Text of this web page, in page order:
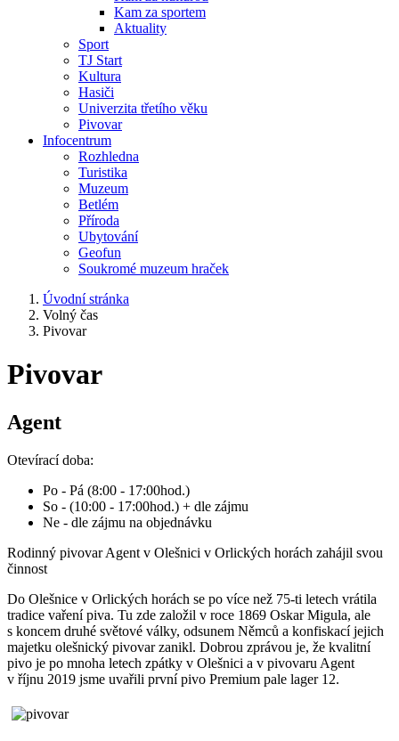
Kam za sportem
Aktuality
Sport
TJ Start
Kultura
Hasiči
Univerzita třetího věku
Pivovar
Infocentrum
Rozhledna
Turistika
Muzeum
Betlém
Příroda
Ubytování
Geofun
Soukromé muzeum hraček
Úvodní stránka
Volný čas
Pivovar
Pivovar
Agent
Otevírací doba:
Po - Pá (8:00 - 17:00hod.)
So - (10:00 - 17:00hod.) + dle zájmu
Ne - dle zájmu na objednávku
Rodinný pivovar Agent v Olešnici v Orlických horách zahájil svou
činnost
Do Olešnice v Orlických horách se po více než 75-ti letech vrátila
tradice vaření piva. Tu zde založil v roce 1869 Oskar Migula, ale
s koncem druhé světové války, odsunem Němců a konfiskací jejich
majetku olešnický pivovar zanikl. Dobrou zprávou je, že kvalitní
pivo je po mnoha letech zpátky v Olešnici a v pivovaru Agent
v říjnu 2019 jsme uvařili první pivo Premium pale lager 12.